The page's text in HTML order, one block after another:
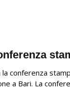
conferenza
a Bari. La